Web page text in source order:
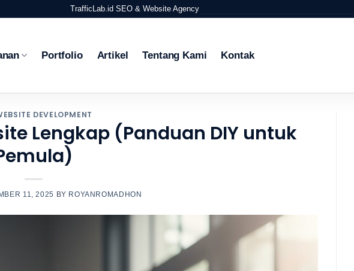
TrafficLab.id SEO & Website Agency
Portfolio Artikel Tentang Kami Kontak
DEVELOPMENT
Lengkap (Panduan DIY untuk
11, 2025 BY ROYANROMADHON